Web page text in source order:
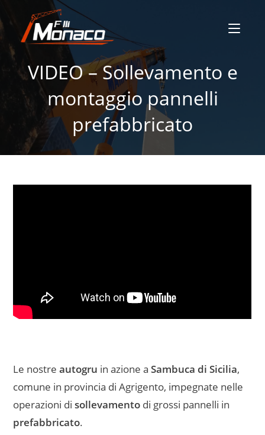
VIDEO – Sollevamento e
montaggio pannelli
prefabbricato
Le nostreautogru in azione aSambuca di Sicilia,
comune in provincia di Agrigento, impegnate nelle
operazioni disollevamento di grossi pannelli in
prefabbricato.